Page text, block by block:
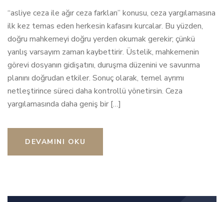
“asliye ceza ile ağır ceza farkları” konusu, ceza yargılamasına
ilk kez temas eden herkesin kafasını kurcalar. Bu yüzden,
doğru mahkemeyi doğru yerden okumak gerekir; çünkü
yanlış varsayım zaman kaybettirir. Üstelik, mahkemenin
görevi dosyanın gidişatını, duruşma düzenini ve savunma
planını doğrudan etkiler. Sonuç olarak, temel ayrımı
netleştirince süreci daha kontrollü yönetirsin. Ceza
yargılamasında daha geniş bir […]
DEVAMINI OKU